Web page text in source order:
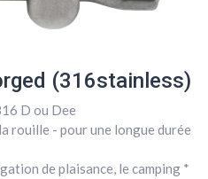
(316stainless)
D ou Dee
rouille - pour une longue durée
de plaisance, le camping *